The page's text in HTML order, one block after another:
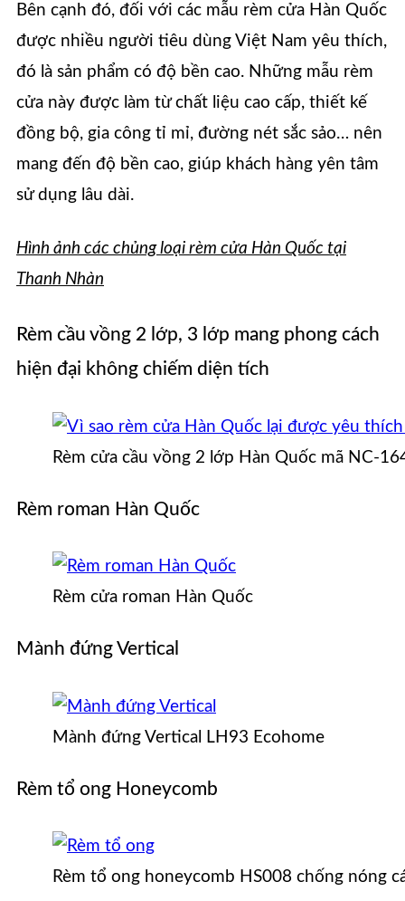
Bên cạnh đó, đối với các mẫu rèm cửa Hàn Quốc
được nhiều người tiêu dùng Việt Nam yêu thích,
đó là sản phẩm có độ bền cao. Những mẫu rèm
cửa này được làm từ chất liệu cao cấp, thiết kế
đồng bộ, gia công tỉ mỉ, đường nét sắc sảo… nên
mang đến độ bền cao, giúp khách hàng yên tâm
sử dụng lâu dài.
Hình ảnh các chủng loại rèm cửa Hàn Quốc tại
Thanh Nhàn
Rèm cầu vồng 2 lớp, 3 lớp mang phong cách
hiện đại không chiếm diện tích
Rèm cửa cầu vồng 2 lớp Hàn Quốc mã NC-
Rèm roman Hàn Quốc
Rèm cửa roman Hàn Quốc
Mành đứng Vertical
Mành đứng Vertical LH93 Ecohome
Rèm tổ ong Honeycomb
Rèm tổ ong honeycomb HS008 chống nóng